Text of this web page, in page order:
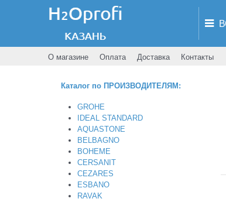
О магазине Оплата Доставка Контакты
Каталог по ПРОИЗВОДИТЕЛЯМ:
GROHE
IDEAL STANDARD
AQUASTONE
BELBAGNO
BOHEME
CERSANIT
CEZARES
ESBANO
RAVAK